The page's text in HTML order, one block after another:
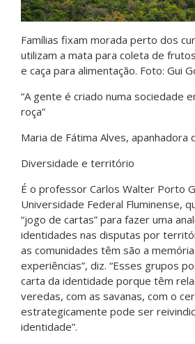
Famílias fixam morada perto dos
utilizam a mata para coleta de
e caça para alimentação. Foto: Gui
“A gente é criado numa sociedade
roça”
Maria de Fátima Alves, apanhadora
Diversidade e território
É o professor Carlos Walter Porto
Universidade Federal Fluminense,
“jogo de cartas” para fazer uma
identidades nas disputas por
as comunidades têm são a
experiências”, diz. “Esses grupos
carta da identidade porque têm
veredas, com as savanas, com o
estrategicamente pode ser
identidade”.